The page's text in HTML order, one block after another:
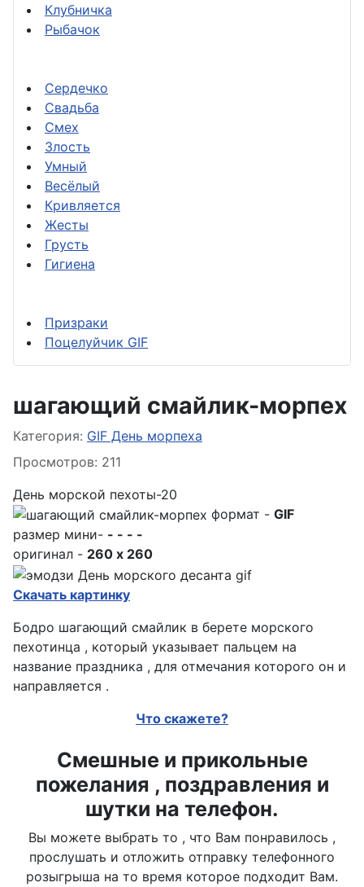
Клубничка
Рыбачок
Сердечко
Свадьба
Смех
Злость
Умный
Весёлый
Кривляется
Жесты
Грусть
Гигиена
Призраки
Поцелуйчик GIF
шагающий смайлик-морпех
Информация о материале
Категория: GIF День морпеха
Просмотров: 211
День морской пехоты-20
формат - GIF
размер мини- - - - -
оригинал - 260 x 260
Скачать картинку
Бодро шагающий смайлик в берете морского
пехотинца , который указывает пальцем на
название праздника , для отмечания которого он и
направляется .
Что скажете?
Смешные и прикольные
пожелания , поздравления и
шутки на телефон.
Вы можете выбрать то , что Вам понравилось ,
прослушать и отложить отправку телефонного
розыгрыша на то время которое подходит Вам.